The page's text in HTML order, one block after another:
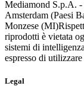
Mediamond S.p.A.
Amsterdam (Paesi
Monzese (MI)
riprodotti è vietata
sistemi di
espresso di
Legal